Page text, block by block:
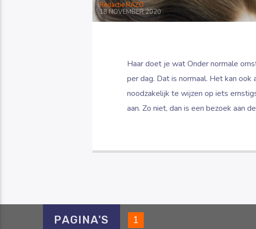
Redactie RAZO
18 NOVEMBER 2020
Haar doet je wat Onder normale
per dag. Dat is normaal. Het kan
noodzakelijk te wijzen op iets
aan. Zo niet, dan is een bezoek aan
PAGINA'S 1